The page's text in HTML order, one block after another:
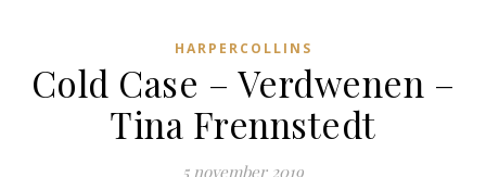
HARPERCOLLINS
Cold Case – Verdwenen –
Tina Frennstedt
5 november 2019